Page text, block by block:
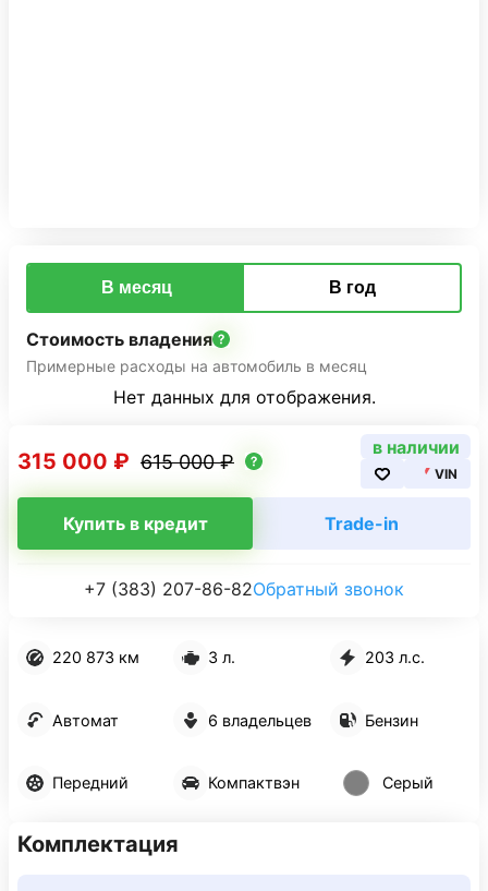
220 873 км 3 л. 203 л.с.
Автомат 6 владельцев Бензин
Передний Компактвэн Серый
315 000 ₽ 615 000 ₽
в наличии
VIN
Купить в кредит Trade-in
+7 (383) 207-86-82Обратный звонок
Комплектация
В месяц В год
Стоимость владения
Примерные расходы на автомобиль в месяц
Нет данных для отображения.